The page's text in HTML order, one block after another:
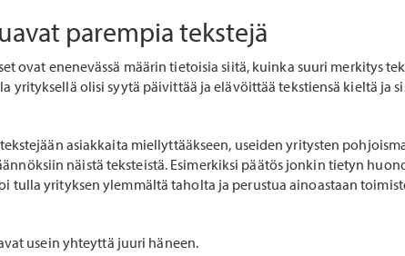
parempia tekstejä
ovat enenevässä määrin tietoisia siitä, kuinka suuri merkitys
yrityksellä olisi syytä päivittää ja elävöittää tekstiensä kieltä ja
asiakkaita miellyttääkseen, useiden yritysten
näistä teksteistä. Esimerkiksi päätös jonkin tietyn
tulla yrityksen ylemmältä taholta ja perustua ainoastaan
usein yhteyttä juuri häneen.